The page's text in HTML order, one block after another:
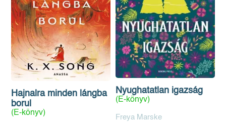
Hajnalra minden lángba
borul
(E-könyv)
Nyughatatlan igazság
(E-könyv)
Freya Marske